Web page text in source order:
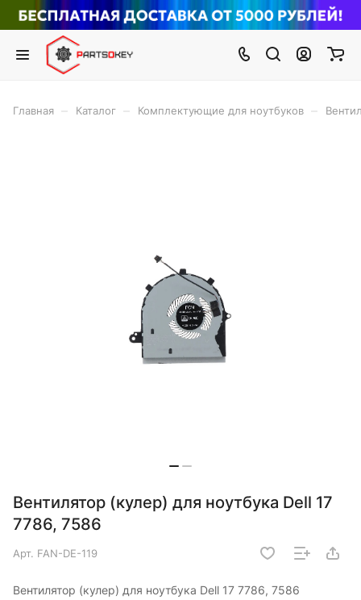
Главная Каталог Комплектующие для ноутбуков
Вентилятор (кулер) для ноутбука Dell 17
7786, 7586
Арт. FAN-DE-119
Вентилятор (кулер) для ноутбука Dell 17 7786, 7586